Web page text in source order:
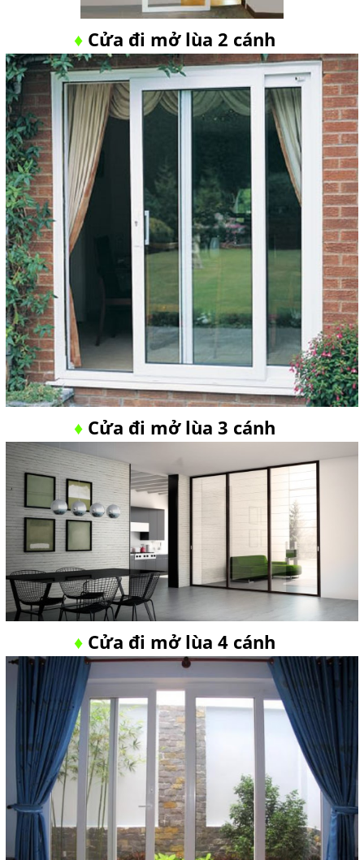
♦ Cửa đi mở lùa 2 cánh
♦ Cửa đi mở lùa 3 cánh
♦ Cửa đi mở lùa 4 cánh